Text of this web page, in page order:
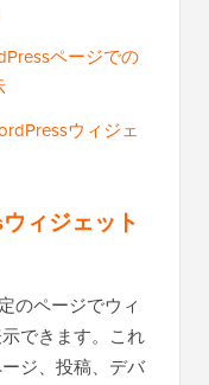
ページでの
ウィジェ
ィジェット
のページでウィ
できます。これ
ジ、投稿、デバ